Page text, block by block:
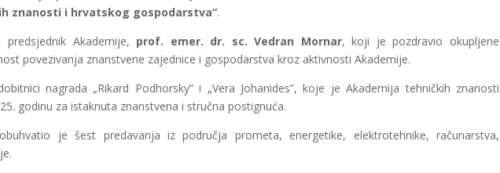
znanosti i hrvatskog gospodarstva“.
Akademije, prof. emer. dr. sc. Vedran Mornar, koji je pozdravio okupljene
povezivanja znanstvene zajednice i gospodarstva kroz aktivnosti Akademije.
nagrada „Rikard Podhorsky” i „Vera Johanides”, koje je Akademija tehničkih znanosti
godinu za istaknuta znanstvena i stručna postignuća.
je šest predavanja iz područja prometa, energetike, elektrotehnike, računarstva,